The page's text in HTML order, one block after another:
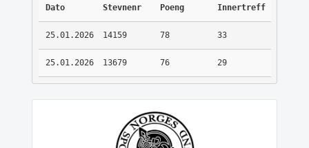
Dato Stevnenr Poeng Innertreff
25.01.2026 14159 78 33
25.01.2026 13679 76 29